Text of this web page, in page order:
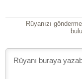
Rüyanızı